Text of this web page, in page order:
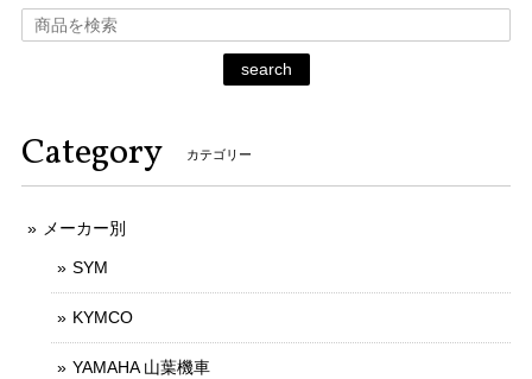
search
Category カテゴリー
メーカー別
SYM
KYMCO
YAMAHA 山葉機車